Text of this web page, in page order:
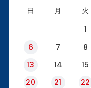
日 月 火
1
6
7 8
13
14 15
20
21 22